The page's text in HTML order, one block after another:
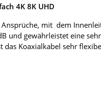
4K 8K UHD
mit dem
und gewährleistet eine
Koaxialkabel sehr